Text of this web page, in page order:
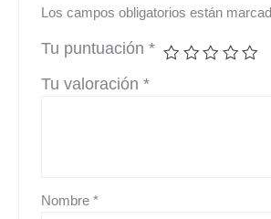
Los campos obligatorios están
Tu puntuación*
Tu valoración*
Nombre*